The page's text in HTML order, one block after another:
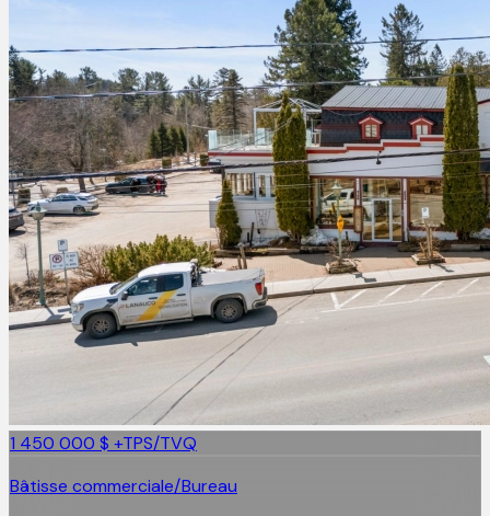
1 450 000 $ +TPS/TVQ
Bâtisse commerciale/Bureau